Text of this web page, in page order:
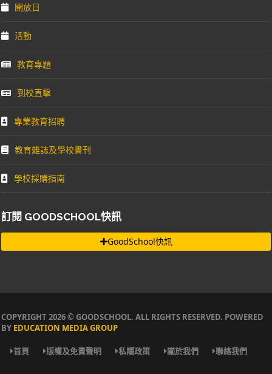
開放日
活動
教育專題
到校直擊
專業教育招聘
教育雜誌及學校書刊
學校採購指南
訂閱 GOODSCHOOL快訊
GoodSchool快訊
COPYRIGHT 2026 © GOODSCHOOL. ALL RIGHTS RESERVED. POWERED
BY EDUCATION MEDIA GROUP
首頁 版權及免責聲明 私隱政策 關於我們 聯絡我們